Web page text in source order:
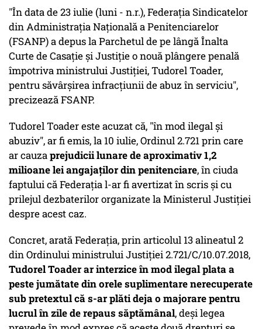
"În data de 23 iulie (luni - n.r.), Federaţia Sindicatelor
din Administraţia Naţională a Penitenciarelor
(FSANP) a depus la Parchetul de pe lângă Înalta
Curte de Casaţie şi Justiţie o nouă plângere penală
împotriva ministrului Justiţiei, Tudorel Toader,
pentru săvârşirea infracţiunii de abuz în serviciu",
precizează FSANP.
Tudorel Toader este acuzat că, "în mod ilegal şi
abuziv", ar fi emis, la 10 iulie, Ordinul 2.721 prin care
ar cauzaprejudicii lunare de aproximativ 1,2
milioane lei angajaţilor din penitenciare, în ciuda
faptului că Federaţia l-ar fi avertizat în scris şi cu
prilejul dezbaterilor organizate la Ministerul Justiţiei
despre acest caz.
Concret, arată Federaţia, prin articolul 13 alineatul 2
din Ordinului ministrului Justiţiei 2.721/C/10.07.2018,
Tudorel Toader ar interzice în mod ilegal plata a
peste jumătate din orele suplimentare nerecuperate
sub pretextul că s-ar plăti deja o majorare pentru
lucrul în zile de repaus săptămânal, deşi legea